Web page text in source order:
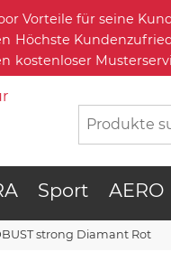
Höchste
kostenloser
Sport AERO
strong Diamant Rot